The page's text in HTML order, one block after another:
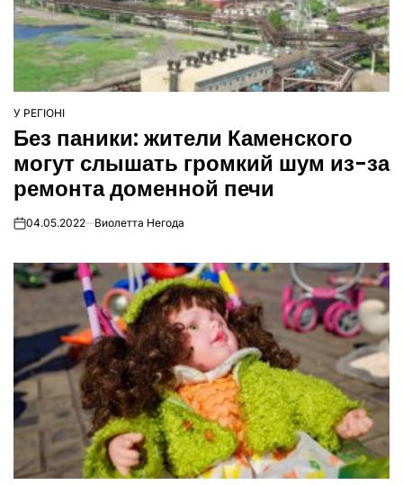
ОПУБЛІКУВАТИ
У
У РЕГІОНІ
Без паники: жители Каменского
могут слышать громкий шум из-за
ремонта доменной печи
on04.05.2022 Виолетта Негода